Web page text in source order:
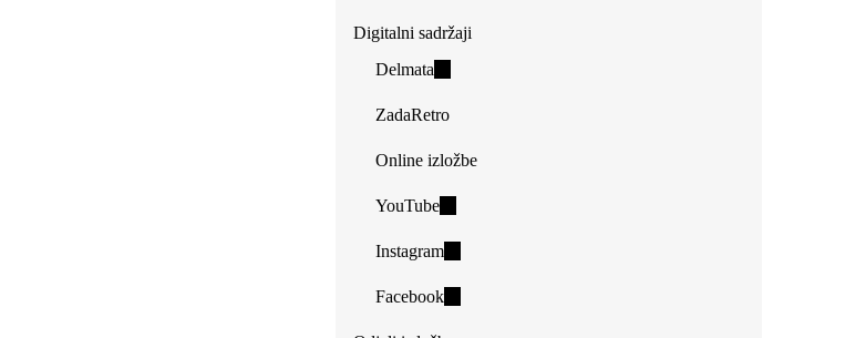
Digitalni sadržaji
Delmata
external)
ZadaRetro
Online izložbe
YouTube(link
external)
Instagram(link
external)
Facebook(link